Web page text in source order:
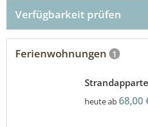
Verfügbarkeit prüfen
Ferienwohnungen 1
heute ab68,00